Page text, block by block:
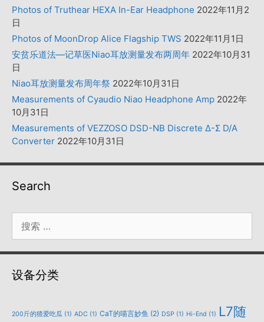
Photos of Truthear HEXA In-Ear Headphone 2022年11月2
日
Photos of MoonDrop Alice Flagship TWS 2022年11月1日
安贫乐道法—记草医Niao耳放测量发布两周年 2022年10月31
日
Niao耳放测量发布周年祭 2022年10月31日
Measurements of Cyaudio Niao Headphone Amp 2022年
10月31日
Measurements of VEZZOSO DSD-NB Discrete Δ-Σ D/A
Converter 2022年10月31日
Search
索：
设备分类
200斤的猹爱吃瓜 (1) ADC (1) CaT的喵言妙鱼 (2) DSP (1) Hi-End (1) L7随